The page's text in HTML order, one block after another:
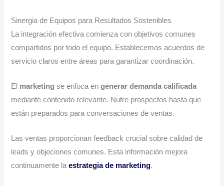
Sinergia de Equipos para Resultados Sostenibles
La integración efectiva comienza con objetivos comunes
compartidos por todo el equipo. Establecemos acuerdos de
servicio claros entre áreas para garantizar coordinación.
El marketing se enfoca engenerar demanda calificada
mediante contenido relevante. Nutre prospectos hasta que
están preparados para conversaciones de ventas.
Las ventas proporcionan feedback crucial sobre calidad de
leads y objeciones comunes. Esta información mejora
continuamente laestrategia de marketing.